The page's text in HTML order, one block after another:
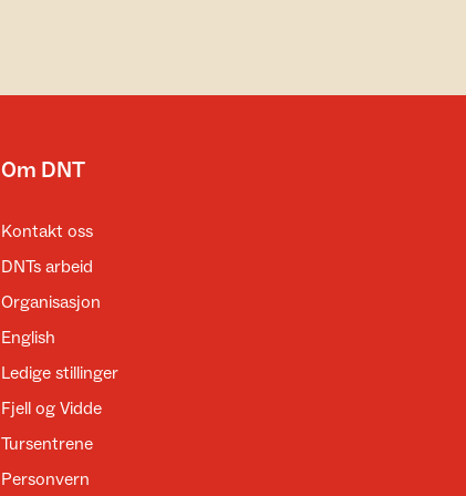
Om DNT
Kontakt oss
DNTs arbeid
Organisasjon
English
Ledige stillinger
Fjell og Vidde
Tursentrene
Personvern